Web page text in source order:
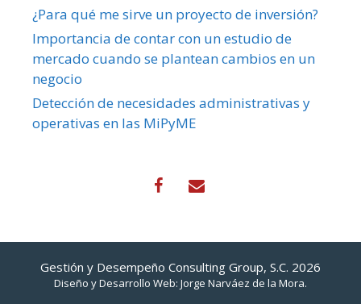
¿Para qué me sirve un proyecto de inversión?
Importancia de contar con un estudio de
mercado cuando se plantean cambios en un
negocio
Detección de necesidades administrativas y
operativas en las MiPyME
Gestión y Desempeño Consulting Group, S.C. 2026
Diseño y Desarrollo Web: Jorge Narváez de la Mora.